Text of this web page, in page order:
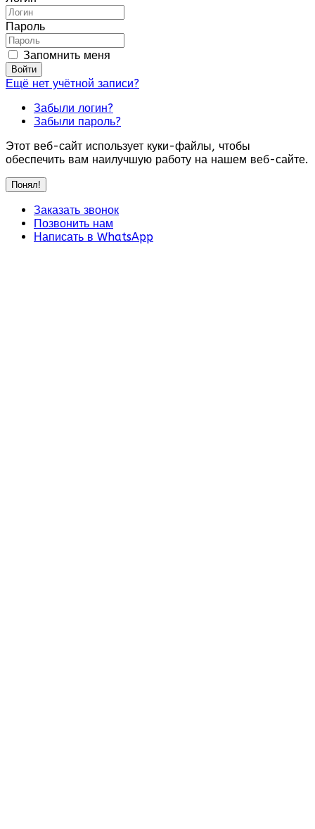
Пароль
Запомнить меня
Войти
Ещё нет учётной записи?
Забыли логин?
Забыли пароль?
Этот веб-сайт использует куки-файлы, чтобы
обеспечить вам наилучшую работу на нашем веб-сайте.
Понял!
Заказать звонок
Позвонить нам
Написать в WhatsApp